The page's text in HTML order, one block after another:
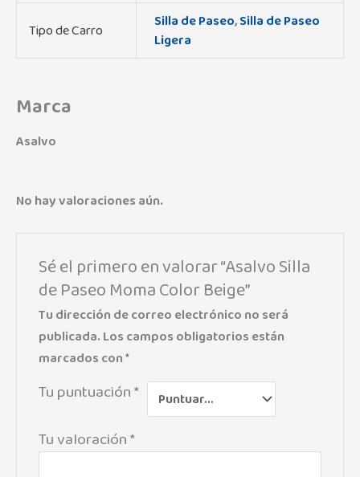
Tipo de Carro Silla de Paseo,Silla de Paseo
Ligera
Marca
Asalvo
No hay valoraciones aún.
Sé el primero en valorar “Asalvo Silla
de Paseo Moma Color Beige”
Tu dirección de correo electrónico no será
publicada.Los campos obligatorios están
marcados con*
Tu puntuación*
Tu valoración*